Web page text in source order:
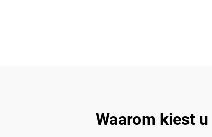
Waarom kiest